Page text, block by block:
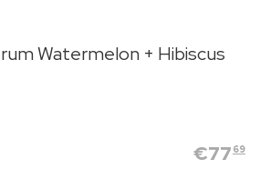
Watermelon + Hibiscus
€77 69